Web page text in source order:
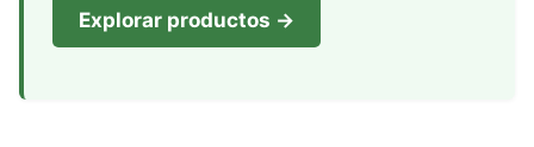
Explorar productos →